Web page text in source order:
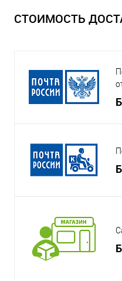
СТОИМОСТЬ